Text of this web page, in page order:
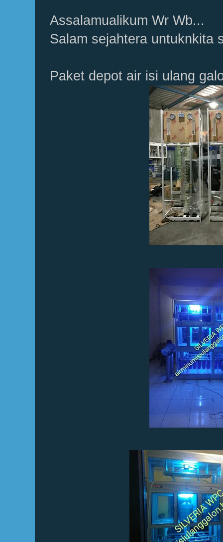
Assalamualikum Wr Wb...
Salam sejahtera untuknkita
Paket depot air isi ulang